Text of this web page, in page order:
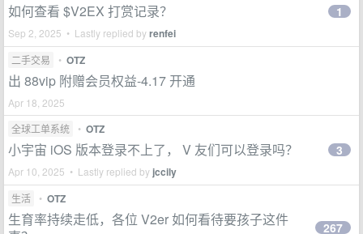
如何查看 $V2EX 打赏记录？
Sep 2, 2025 • Lastly replied byrenfei
1
二手交易 • OTZ
出 88vip 附赠会员权益-4.17 开通
Apr 18, 2025
全球工单系统
• OTZ
小宇宙 iOS 版本登录不上了， V 友们可以登录吗？
Apr 10, 2025 • Lastly replied by jccily
3
生活 • OTZ
生育率持续走低，各位 V2er 如何看待要孩子这件
267